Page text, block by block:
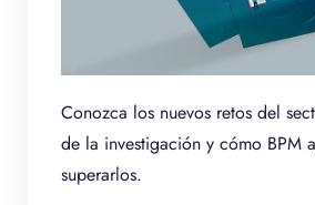
Conozca los nuevos retos del
de la investigación y cómo BPM
superarlos.